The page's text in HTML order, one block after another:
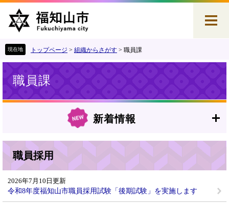
本
トップページ > 組織からさがす > 職員課
職員課
新着情報
職員採用
2026年7月10日更新
令和8年度福知山市職員採用試験「後期試験」を実施します